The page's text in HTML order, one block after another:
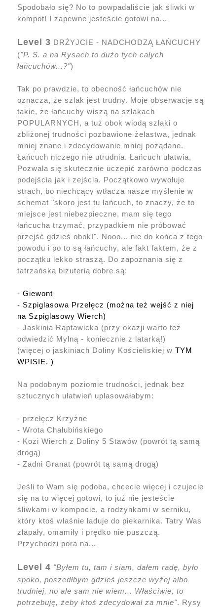
Spodobało się? No to powpadaliście jak śliwki w
kompot! I zapewne jesteście gotowi na...
Level 3 DRŻYJCIE - NADCHODZĄ ŁAŃCUCHY
("P. S. a na Rysach to dużo tych całych
łańcuchów...?")
Tak po prawdzie, to obecność łańcuchów nie
oznacza, że szlak jest trudny. Moje obserwacje są
takie, że łańcuchy wiszą na szlakach
POPULARNYCH, a tuż obok wiodą szlaki o
zbliżonej trudności pozbawione żelastwa, jednak
mniej znane i zdecydowanie mniej pożądane.
Łańcuch niczego nie utrudnia. Łańcuch ułatwia.
Pozwala się skutecznie uczepić zarówno podczas
podejścia jak i zejścia. Początkowo wywołuje
strach, bo niechcący wtłacza nasze myślenie w
schemat "skoro jest tu łańcuch, to znaczy, że to
miejsce jest niebezpieczne, mam się tego
łańcucha trzymać, przypadkiem nie próbować
przejść gdzieś obok!". Nooo... nie do końca z tego
powodu i po to są łańcuchy, ale fakt faktem, że z
początku lekko straszą. Do zapoznania się z
tatrzańską biżuterią dobre są:
- Giewont
- Szpiglasowa Przełęcz (można też wejść z niej
na Szpiglasowy Wierch)
- Jaskinia Raptawicka (przy okazji warto też
odwiedzić Mylną - koniecznie z latarką!)
(więcej o jaskiniach Doliny Kościeliskiej w TYM
WPISIE. )
Na podobnym poziomie trudności, jednak bez
sztucznych ułatwień uplasowałabym:
- przełęcz Krzyżne
- Wrota Chałubińskiego
- Kozi Wierch z Doliny 5 Stawów (powrót tą samą
drogą)
- Zadni Granat (powrót tą samą drogą)
Jeśli to Wam się podoba, chcecie więcej i czujecie
się na to więcej gotowi, to już nie jesteście
śliwkami w kompocie, a rodzynkami w serniku,
który ktoś właśnie ładuje do piekarnika. Tatry Was
złapały, omamiły i prędko nie puszczą.
Przychodzi pora na...
Level 4 "Byłem tu, tam i siam, dałem radę, było
spoko, poszedłbym gdzieś jeszcze wyżej albo
trudniej, no ale sam nie wiem... Właściwie, to
potrzebuję, żeby ktoś zdecydował za mnie". Rysy